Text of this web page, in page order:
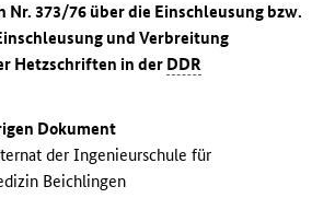
Nr. 373/76 über die Einschleusung bzw.
und Verbreitung
Hetzschriften in der DDR
Dokument
der Ingenieurschule für
Beichlingen